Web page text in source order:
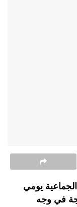
يومي
في وجه